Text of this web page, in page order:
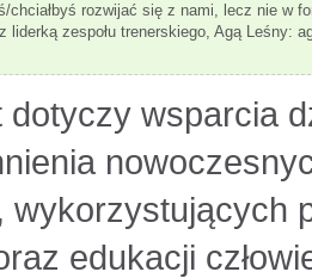
chciałbyś rozwijać się z nami, lecz nie w
liderką zespołu trenerskiego, Agą Leśny:
wsparcia
edukacji